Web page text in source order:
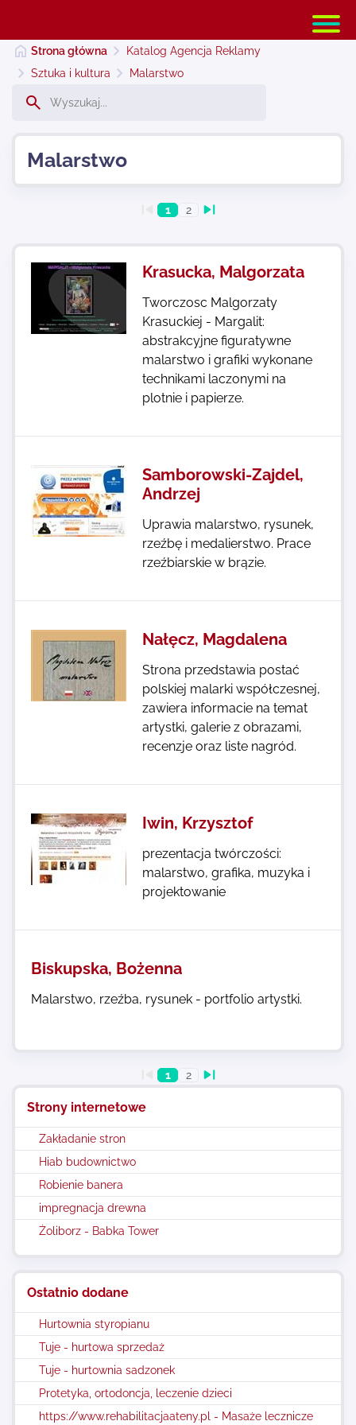
Kontakt
Strona główna
Katalog Agencja Reklamy
Sztuka i kultura
Malarstwo
Strony internetowe
Zakładanie stron
Hiab budownictwo
Robienie banera
impregnacja drewna
Żoliborz - Babka Tower
Ostatnio dodane
Hurtownia styropianu
Tuje - hurtowa sprzedaż
Tuje - hurtownia sadzonek
Protetyka, ortodoncja, leczenie dzieci
https://www.rehabilitacjaateny.pl - Masaże lecznicze
Malarstwo
1 2
Krasucka, Malgorzata
Tworczosc Malgorzaty
Krasuckiej - Margalit:
abstrakcyjne figuratywne
malarstwo i grafiki wykonane
technikami laczonymi na
plotnie i papierze.
Samborowski-Zajdel,
Andrzej
Uprawia malarstwo, rysunek,
rzeźbę i medalierstwo. Prace
rzeźbiarskie w brązie.
Nałęcz, Magdalena
Strona przedstawia postać
polskiej malarki współczesnej,
zawiera informacie na temat
artystki, galerie z obrazami,
recenzje oraz liste nagród.
Iwin, Krzysztof
prezentacja twórczości:
malarstwo, grafika, muzyka i
projektowanie
Biskupska, Bożenna
Malarstwo, rzeźba, rysunek - portfolio artystki.
1 2